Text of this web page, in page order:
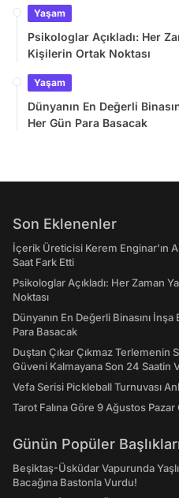
Yaşam
Psikologlar Açıkladı: Her
Kişilerin Ortak Noktası
Yaşam
Dünyanın En Değerli
Her Gün Para Basacak
Son Eklenenler
İçerik Üreticisi Kerem Enginar'ın
Saat Fark Etti
Psikologlar Açıkladı: Her Zaman
Noktası
Dünyanın En Değerli Binasını
Para Basacak
Duştan Çıkar Çıkmaz
Güveni Kalmayana Son 24 Saatin
Vefa Serisi Pickleball Turnuvası
Tarot Falına Göre 9 Ağustos
Günün Popüler
Beşiktaş-Üsküdar Vapurunda Yaşlı
Bacağına Bastonla Vurdu!